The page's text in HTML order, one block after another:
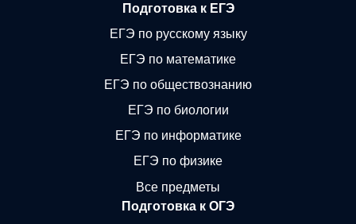
Подготовка к ЕГЭ
ЕГЭ по русскому языку
ЕГЭ по математике
ЕГЭ по обществознанию
ЕГЭ по биологии
ЕГЭ по информатике
ЕГЭ по физике
Все предметы
Подготовка к ОГЭ